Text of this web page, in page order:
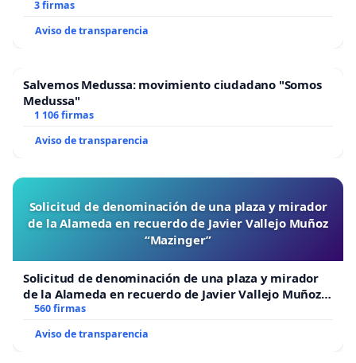
3 firmas
Aviso de transparencia
Salvemos Medussa: movimiento ciudadano "Somos
Medussa"
1 106 firmas
Aviso de transparencia
Solicitud de denominación de una plaza y mirador
de la Alameda en recuerdo de Javier Vallejo Muñoz
“Mazinger”
Solicitud de denominación de una plaza y mirador
de la Alameda en recuerdo de Javier Vallejo Muñoz
“Mazinger”
560 firmas
Aviso de transparencia